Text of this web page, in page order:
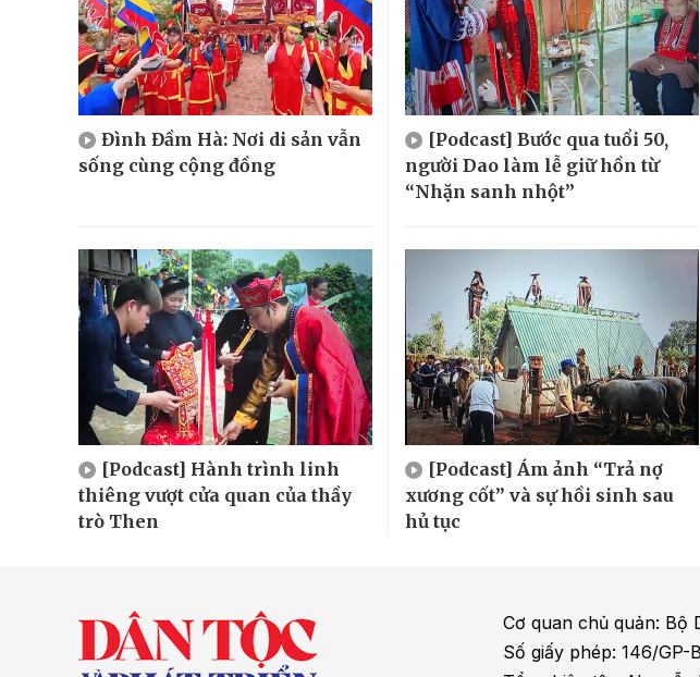
Đình Đầm Hà: Nơi di sản vẫn
sống cùng cộng đồng
[Podcast] Bước qua tuổi 50,
người Dao làm lễ giữ hồn từ
“Nhặn sanh nhột”
[Podcast] Hành trình linh
thiêng vượt cửa quan của thầy
trò Then
[Podcast] Ám ảnh “Trả nợ
xương cốt” và sự hồi sinh sau
hủ tục
Cơ quan chủ quản: Bộ
Số giấy phép: 146/GP-